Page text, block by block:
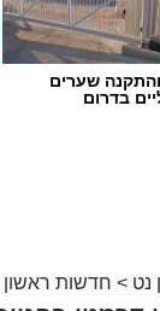
איחוד הצלה
והתקנה שערים
בדרום
נט > חדשות ראשון